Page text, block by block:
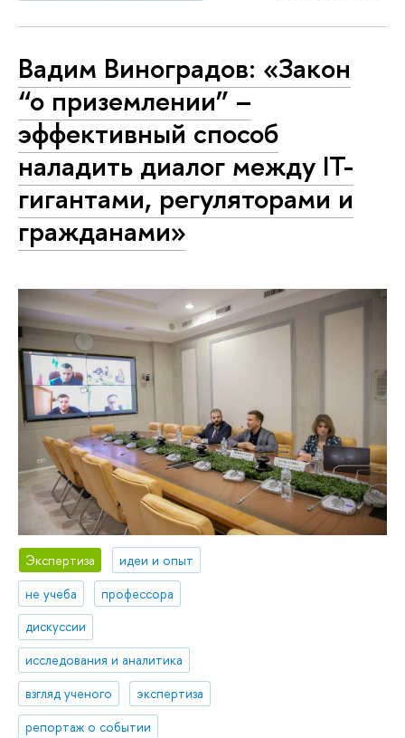
Вадим Виноградов: «Закон
“о приземлении” –
эффективный способ
наладить диалог между IT-
гигантами, регуляторами и
гражданами»
Экспертиза
идеи и опыт
не учеба
профессора
дискуссии
исследования и аналитика
взгляд ученого
экспертиза
репортаж о событии